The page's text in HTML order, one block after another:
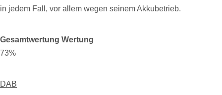
in jedem Fall, vor allem wegen seinem Akkubetrieb.
Gesamtwertung Wertung
73%
DAB